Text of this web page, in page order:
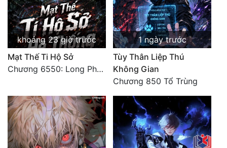
khoảng 23 giờ trước
Mạt Thế Ti Hộ Sở
Chương 6550: Long Phượng Thần Trận
1 ngày trước
Tùy Thân Liệp Thú
Không Gian
Chương 850 Tổ Trùng